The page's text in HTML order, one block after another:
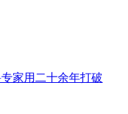
家用二十余年打破